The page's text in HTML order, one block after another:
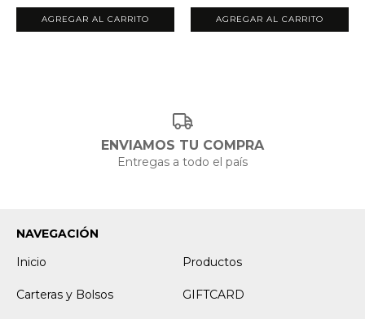
AGREGAR AL CARRITO AGREGAR AL CARRITO
ENVIAMOS TU COMPRA
Entregas a todo el país
NAVEGACIÓN
Inicio
Productos
Carteras y Bolsos GIFTCARD